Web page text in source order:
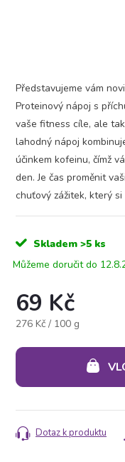
Představujeme vám
Proteinový nápoj s
vaše fitness cíle, ale
lahodný nápoj
účinkem kofeinu, čímž
den. Je čas proměnit
chuťový zážitek, který si
Skladem >5 ks
69 Kč
Měrná
276 Kč / 100 g
Dotaz k produktu